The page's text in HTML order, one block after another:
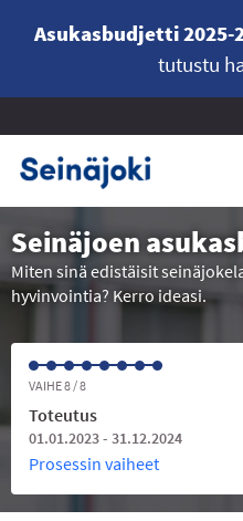
Asukasbudjetti
tutustu
Seinäjoen
Miten sinä edistäisit
hyvinvointia? Kerro ideasi.
VAIHE 8 / 8
Toteutus
01.01.2023 - 31.12.2024
Prosessin vaiheet